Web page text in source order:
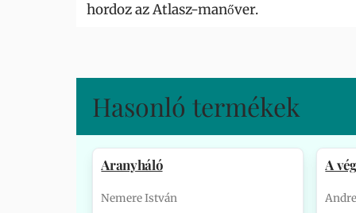
hordoz az Atlasz-manőver.
Hasonló termékek
Aranyháló
Nemere István
A